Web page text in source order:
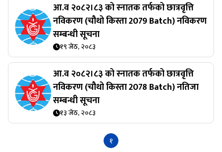
आ.व २०८२।८३ को स्नातक तर्फको छात्रवृत्ति
नविकरण (चौथो किस्ता 2079 Batch) नविकरण
सम्बन्धी सूचना
१९ जेठ, २०८३
आ.व २०८२।८३ को स्नातक तर्फको छात्रवृत्ति
नविकरण (चौथो किस्ता 2078 Batch) नतिजा
सम्बन्धी सूचना
१३ जेठ, २०८३
१